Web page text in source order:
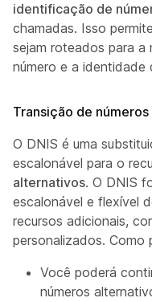
identificação de
chamadas. Isso
sejam roteados para a
número e a identidade
Transição de
O DNIS é uma
escalonável para o
alternativos. O DNIS
escalonável e flexível
recursos adicionais,
personalizados.
Você poderá
números